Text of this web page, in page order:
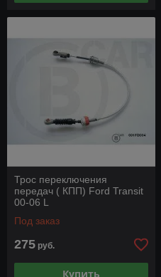
Трос переключения
передач ( КПП) Ford Transit
00-06 L
Под заказ
275 руб.
Купить